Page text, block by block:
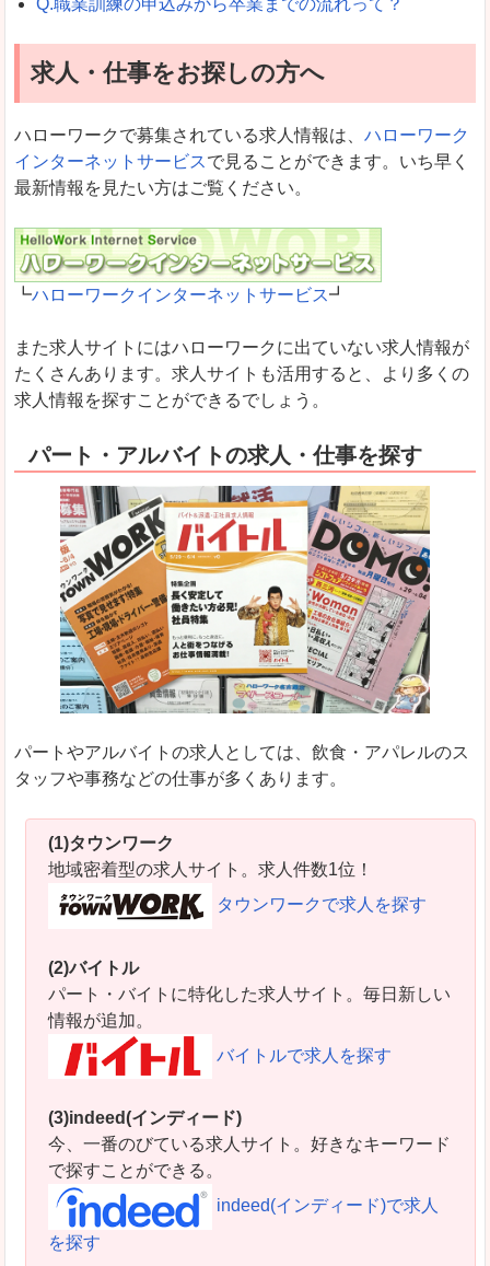
求人・仕事をお探しの方へ
ハローワークで募集されている求人情報は、 ハローワーク
インターネットサービスで見ることができます。いち早く
最新情報を見たい方はご覧ください。
┗ハローワークインターネットサービス┛
また求人サイトにはハローワークに出ていない求人情報が
たくさんあります。求人サイトも活用すると、より多くの
求人情報を探すことができるでしょう。
パート・アルバイトの求人・仕事を探す
パートやアルバイトの求人としては、飲食・アパレルのス
タッフや事務などの仕事が多くあります。
(1)タウンワーク
地域密着型の求人サイト。求人件数1位！
タウンワークで求人を探す
(2)バイトル
パート・バイトに特化した求人サイト。毎日新しい
情報が追加。
バイトルで求人を探す
(3)indeed(インディード)
今、一番のびている求人サイト。好きなキーワード
で探すことができる。
indeed(インディード)で求人
を探す